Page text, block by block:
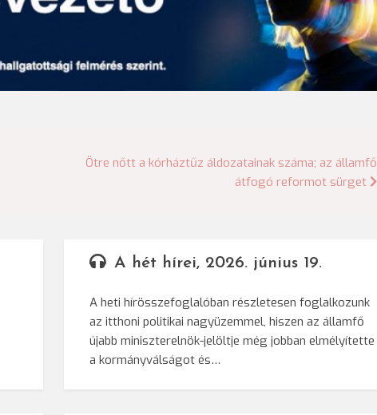
Ötre nőtt a kórháztűz áldozatainak száma; az államfő
átfogó reformot sürget
A hét hírei, 2026. június 19.
A heti hírösszefoglalóban részletesen foglalkozunk
az itthoni politikai nagyüzemmel, hiszen az államfő
újabb miniszterelnök-jelöltje még jobban elmélyítette
a kormányválságot és…